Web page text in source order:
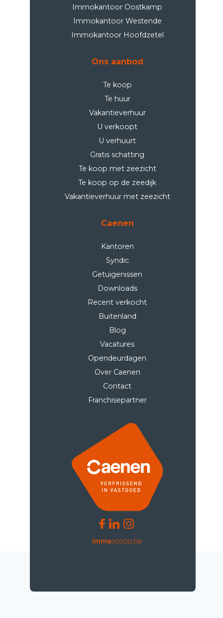
Immokantoor Oostkamp
Immokantoor Westende
Immokantoor Hoofdzetel
Ons aanbod
Te koop
Te huur
Vakantieverhuur
U verkoopt
U verhuurt
Gratis schatting
Te koop met zeezicht
Te koop op de zeedijk
Vakantieverhuur met zeezicht
Caenen
Kantoren
Syndic
Getuigenissen
Downloads
Recent verkocht
Buitenland
Blog
Vacatures
Opendeurdagen
Over Caenen
Contact
Franchisepartner